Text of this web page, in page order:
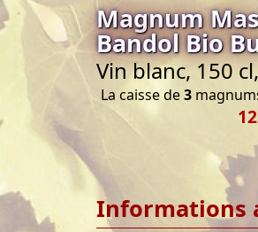
Magnum
Bandol Bio
Vin blanc, 150
La caisse de3
Informations